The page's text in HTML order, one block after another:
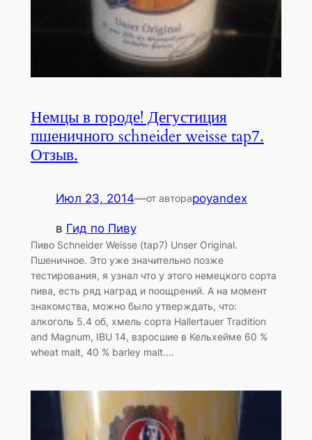
Немцы в городе! Дегустиция
пшеничного schneider weisse tap7.
Отзыв.
Июл 23, 2014—от автораpoyandex
в Гид по Пиву
Пиво Schneider Weisse (tap7) Unser Original.
Пшеничное. Это уже значительно позже
тестирования, я узнал что у этого немецкого сорта
пива, есть ряд наград и поощрений. А на момент
знакомства, можно было утверждать, что:
алкоголь 5.4 об, хмель сорта Hallertauer Tradition
and Magnum, IBU 14, взросшие в Кельхейме 60 %
wheat malt, 40 % barley malt.…